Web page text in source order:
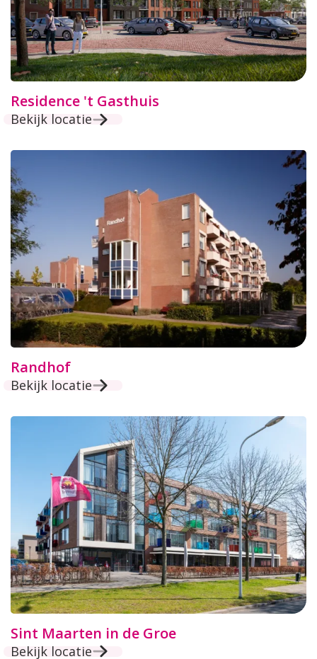
Residence 't Gasthuis
Bekijk locatie
Randhof
Bekijk locatie
Sint Maarten in de Groe
Bekijk locatie